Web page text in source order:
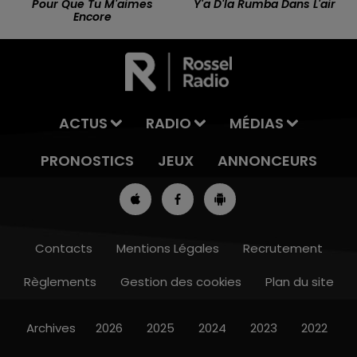
13h00 - 16h00
Pour Que Tu M'aimes
Encore
Y'a D'la Rumba Dans L'air
ACTUS RADIO
MÉDIAS
PRONOSTICS
JEUX ANNONCEURS
Contacts Mentions Légales
Recrutement
Règlements
Gestion des cookies Plan du site
Archives 2026 2025 2024 2023 2022